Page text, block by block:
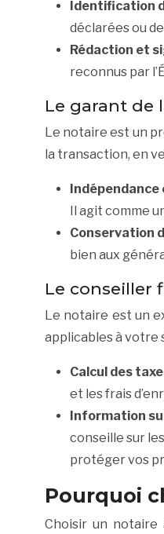
Identification
déclarées ou
Rédaction et
reconnus par
Le garant de
Le notaire est un
la transaction, en
Il agit comme
Conservation
bien aux
Le conseiller
Le notaire est un
applicables à votre
Calcul des
et les frais
Information
conseille sur
protéger vos
Pourquoi
Choisir un notaire